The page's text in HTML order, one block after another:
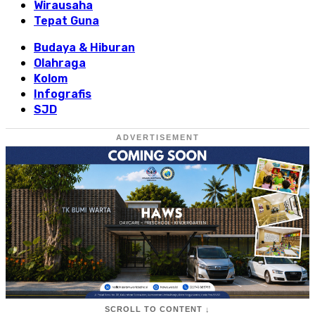
Wirausaha
Tepat Guna
Budaya & Hiburan
Olahraga
Kolom
Infografis
SJD
ADVERTISEMENT
SCROLL TO CONTENT ↓